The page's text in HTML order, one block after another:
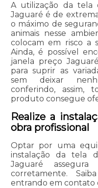
A utilização da tela
Jaguaré é de
o máximo de
animais nesse
colocam em risco a
Ainda, é possível
janela preço
para suprir as
sem deixar
conferindo, assim,
produto consegue
Realize a
obra profissional
Optar por uma
instalação da tela
Jaguaré
corretamente.
entrando em contato